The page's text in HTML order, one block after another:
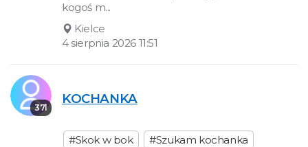
kogoś m...
Kielce
4 sierpnia 2026 11:51
37l
KOCHANKA
#Skok w bok #Szukam kochanka